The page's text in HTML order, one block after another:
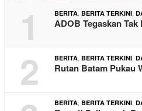
1 BERITA BERITA TERKINI
ADOB Tegaskan
2 BERITA BERITA TERKINI
Rutan Batam Pukau
BERITA BERITA TERKINI